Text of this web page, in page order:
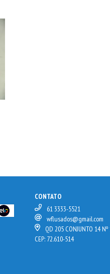
CONTATO
61 3333-5521
wflusados@gmail.com
QD 205 CONJUNTO 14
CEP: 72.610-514